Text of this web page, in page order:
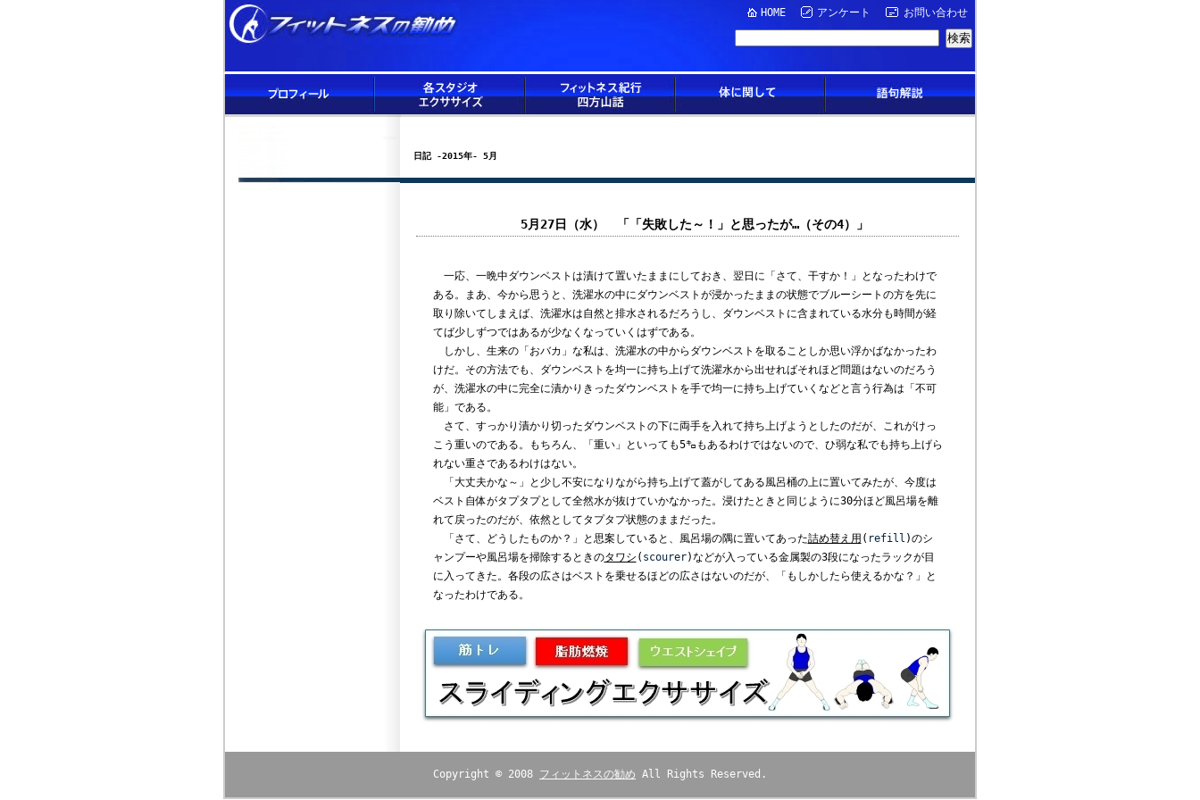
HOME アンケート お問い合わせ
日記 -2015年- 5月
5月27日（水） 「「失敗した～！」と思ったが…（その4）」
一応、一晩中ダウンベストは漬けて置いたままにしておき、翌日に「さて、干すか！」となったわけで
ある。まあ、今から思うと、洗濯水の中にダウンベストが浸かったままの状態でブルーシートの方を先に
取り除いてしまえば、洗濯水は自然と排水されるだろうし、ダウンベストに含まれている水分も時間が経
てば少しずつではあるが少なくなっていくはずである。
しかし、生来の「おバカ」な私は、洗濯水の中からダウンベストを取ることしか思い浮かばなかったわ
けだ。その方法でも、ダウンベストを均一に持ち上げて洗濯水から出せればそれほど問題はないのだろう
が、洗濯水の中に完全に漬かりきったダウンベストを手で均一に持ち上げていくなどと言う行為は「不可
能」である。
さて、すっかり漬かり切ったダウンベストの下に両手を入れて持ち上げようとしたのだが、これがけっ
こう重いのである。もちろん、「重い」といっても5㌔もあるわけではないので、ひ弱な私でも持ち上げら
れない重さであるわけはない。
「大丈夫かな～」と少し不安になりながら持ち上げて蓋がしてある風呂桶の上に置いてみたが、今度は
ベスト自体がタプタプとして全然水が抜けていかなかった。浸けたときと同じように30分ほど風呂場を離
れて戻ったのだが、依然としてタプタプ状態のままだった。
「さて、どうしたものか？」と思案していると、風呂場の隅に置いてあった詰め替え用 ( refill )のシ
ャンプーや風呂場を掃除するときのタワシ ( scourer)などが入っている金属製の3段になったラックが目
に入ってきた。各段の広さはベストを乗せるほどの広さはないのだが、「もしかしたら使えるかな？」と
なったわけである。
Copyright © 2008 フィットネスの勧め All Rights Reserved.